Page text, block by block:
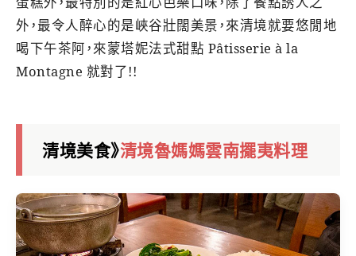
外，最令人醉心的是峽谷壯闊美景，來清境就要悠閒地
喝下午茶阿，來蒙塔妮法式甜點 Pâtisserie à la
Montagne 就對了!!
清境美食》清境魯媽媽雲南擺夷料理